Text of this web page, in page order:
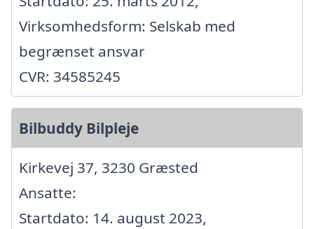
Virksomhedsform: Selskab med
begrænset ansvar
CVR: 34585245
Bilbuddy Bilpleje
Kirkevej 37, 3230 Græsted
Ansatte:
Startdato: 14. august 2023,